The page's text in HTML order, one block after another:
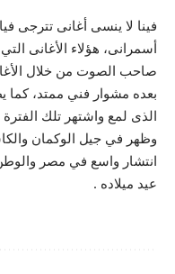
فينا لا ينسى أغانى تترجى
أسمرانى، هؤلاء الأغانى
صاحب الصوت من خلال
بعده مشوار فني ممتد، كما
الذى لمع واشتهر تلك
وظهر في جيل الوكمان
عيد ميلاده .